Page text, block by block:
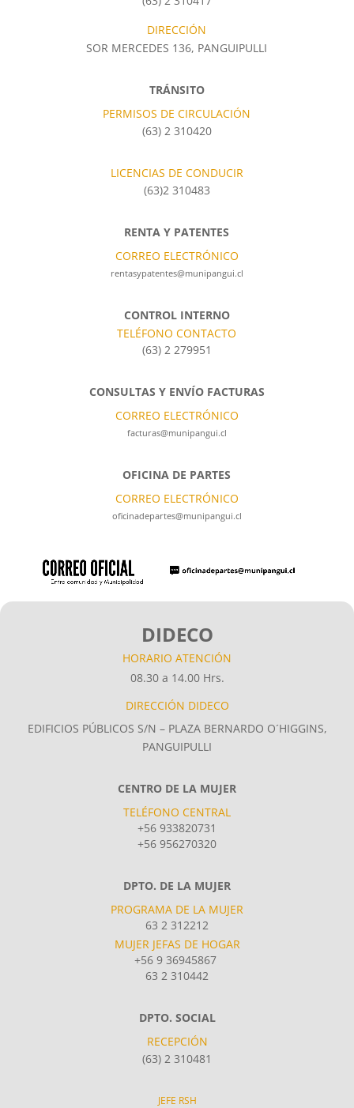
DIRECCIÓN
SOR MERCEDES 136, PANGUIPULLI
TRÁNSITO
PERMISOS DE CIRCULACIÓN
(63) 2 310420
LICENCIAS DE CONDUCIR
(63)2 310483
RENTA Y PATENTES
CORREO ELECTRÓNICO
rentasypatentes@munipangui.cl
CONTROL INTERNO
TELÉFONO CONTACTO
(63) 2 279951
CONSULTAS Y ENVÍO FACTURAS
CORREO ELECTRÓNICO
facturas@munipangui.cl
OFICINA DE PARTES
CORREO ELECTRÓNICO
oficinadepartes@munipangui.cl
DIDECO
HORARIO ATENCIÓN
08.30 a 14.00 Hrs.
DIRECCIÓN DIDECO
EDIFICIOS PÚBLICOS S/N – PLAZA BERNARDO O´HIGGINS,
PANGUIPULLI
CENTRO DE LA MUJER
TELÉFONO CENTRAL
+56 933820731
+56 956270320
DPTO. DE LA MUJER
PROGRAMA DE LA MUJER
63 2 312212
MUJER JEFAS DE HOGAR
+56 9 36945867
63 2 310442
DPTO. SOCIAL
RECEPCIÓN
(63) 2 310481
JEFE RSH